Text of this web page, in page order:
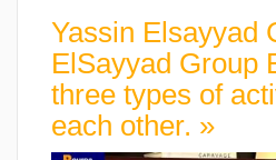
Yassin Elsayyad
ElSayyad Group
three types of
each other. »